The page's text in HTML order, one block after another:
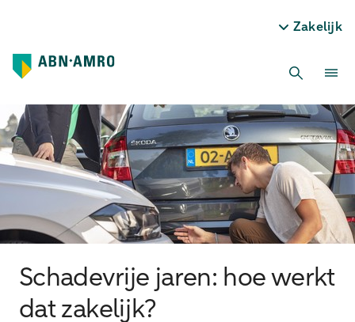
Zakelijk
Schadevrije jaren: hoe werkt
dat zakelijk?